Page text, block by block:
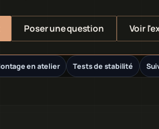
Poser une question Voir
en atelier Tests de stabilité